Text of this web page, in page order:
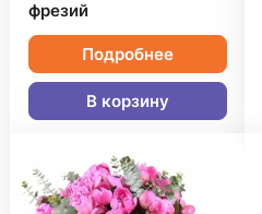
фрезий
Подробнее
В корзину